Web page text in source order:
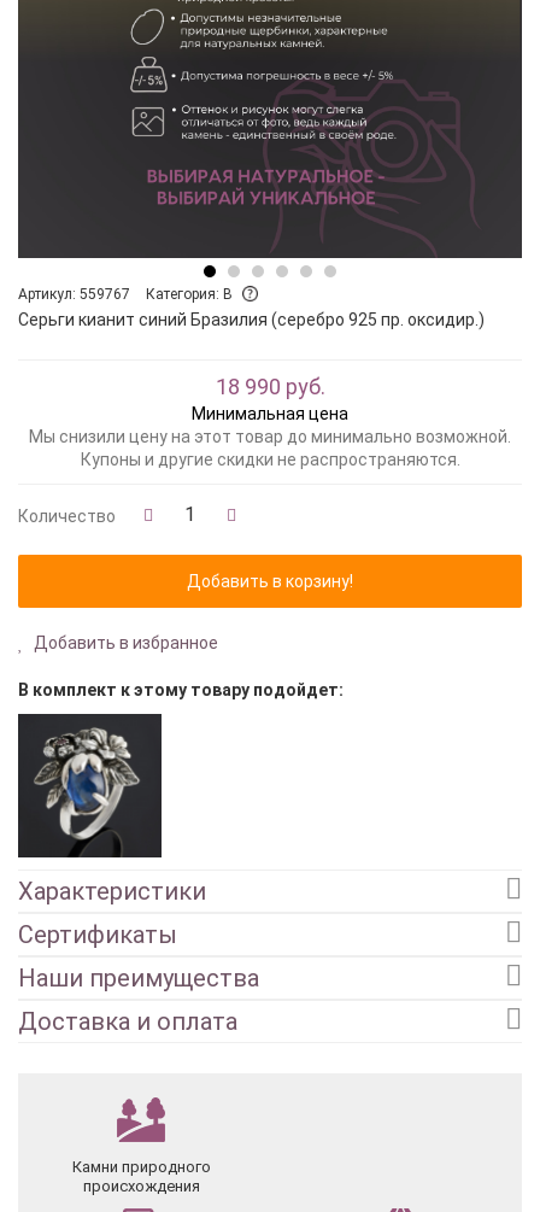
Артикул: 559767 Категория: B
Серьги кианит синий Бразилия (серебро 925 пр. оксидир.)
18 990 руб.
Минимальная цена
Мы снизили цену на этот товар до минимально возможной.
Купоны и другие скидки не распространяются.
Количество
Добавить в избранное
В комплект к этому товару подойдет:
Характеристики
Сертификаты
Наши преимущества
Доставка и оплата
Камни природного
происхождения